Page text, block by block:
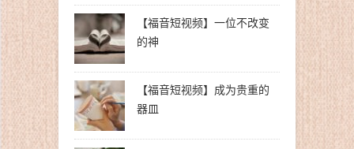
【福音短视频】一位不改变
的神
【福音短视频】成为贵重的
器皿